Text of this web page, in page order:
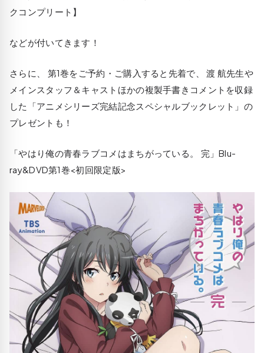
クコンプリート】
などが付いてきます！
さらに、 第1巻をご予約・ご購入すると先着で、 渡 航先生や
メインスタッフ＆キャストほかの複製手書きコメントを収録
した「アニメシリーズ完結記念スペシャルブックレット」の
プレゼントも！
「やはり俺の青春ラブコメはまちがっている。 完」Blu-
ray&DVD第1巻<初回限定版>